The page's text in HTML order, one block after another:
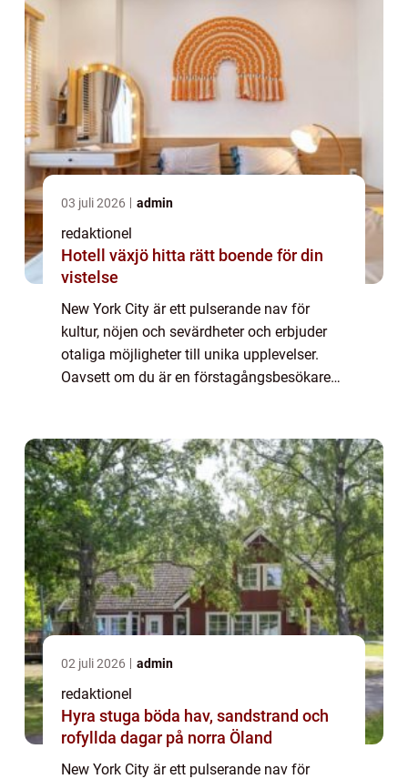
03 juli 2026 admin
redaktionel
Hotell växjö hitta rätt boende för din
vistelse
New York City är ett pulserande nav för
kultur, nöjen och sevärdheter och erbjuder
otaliga möjligheter till unika upplevelser.
Oavsett om du är en förstagångsbesökare
02 juli 2026 admin
redaktionel
Hyra stuga böda hav, sandstrand och
rofyllda dagar på norra Öland
New York City är ett pulserande nav för